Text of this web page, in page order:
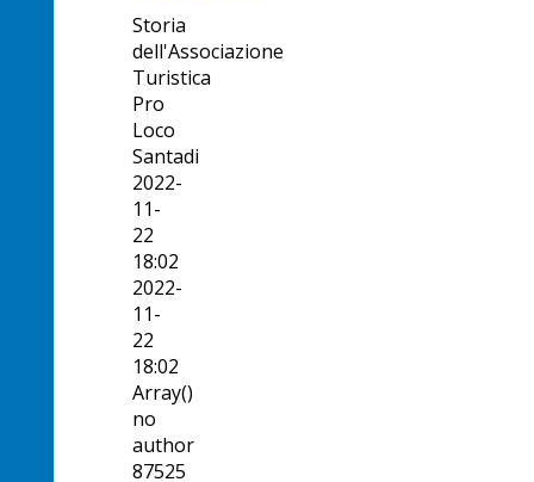
Storia
dell'Associazione
Turistica
Pro
Loco
Santadi
2022-
11-
22
18:02
2022-
11-
22
18:02
Array()
no
author
87525